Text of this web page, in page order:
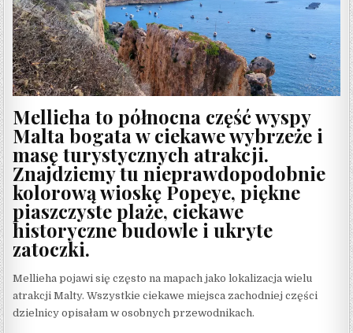
Mellieha to północna część wyspy
Malta bogata w ciekawe wybrzeże i
masę turystycznych atrakcji.
Znajdziemy tu nieprawdopodobnie
kolorową wioskę Popeye, piękne
piaszczyste plaże, ciekawe
historyczne budowle i ukryte
zatoczki.
Mellieha pojawi się często na mapach jako lokalizacja wielu
atrakcji Malty. Wszystkie ciekawe miejsca zachodniej części
dzielnicy opisałam w osobnych przewodnikach.